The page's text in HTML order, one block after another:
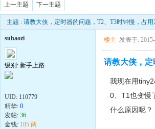
上一主题 下一主题
主题 : 请教大侠，定时器的问题，T2、T3时钟慢，占用
suhaozi
级别: 新手上路
UID: 110779
精华: 0
发帖: 36
金钱: 185 两
楼主 发表于:
请教大侠，
我现在用
0、T1也变慢
什么原因呢？